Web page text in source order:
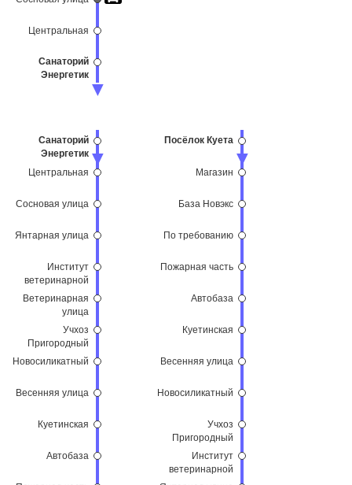
Центральная
Санаторий
Энергетик
Санаторий
Энергетик
Центральная
Сосновая улица
Янтарная улица
Институт
ветеринарной
Ветеринарная
улица
Учхоз
Пригородный
Новосиликатный
Весенняя улица
Куетинская
Автобаза
Посёлок Куета
Магазин
База Новэкс
По требованию
Пожарная часть
Автобаза
Куетинская
Весенняя улица
Новосиликатный
Учхоз
Пригородный
Институт
ветеринарной